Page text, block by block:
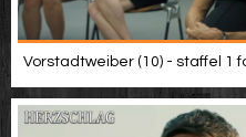
Vorstadtweiber (10) - staffel 1